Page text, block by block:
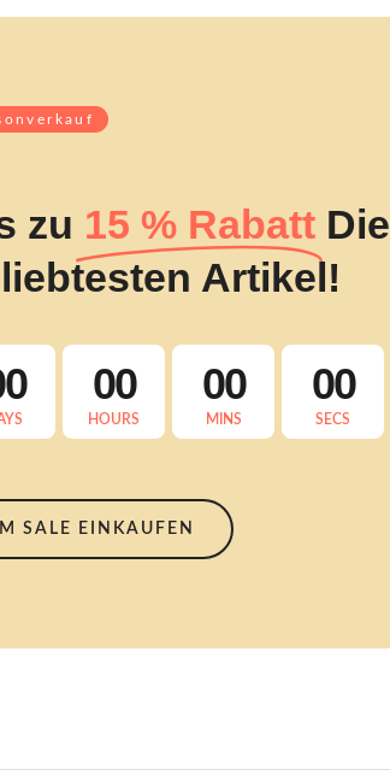
zu 15 % Rabatt Die
Artikel!
00
HOURS
00
MINS
00
SECS
IM SALE EINKAUFEN